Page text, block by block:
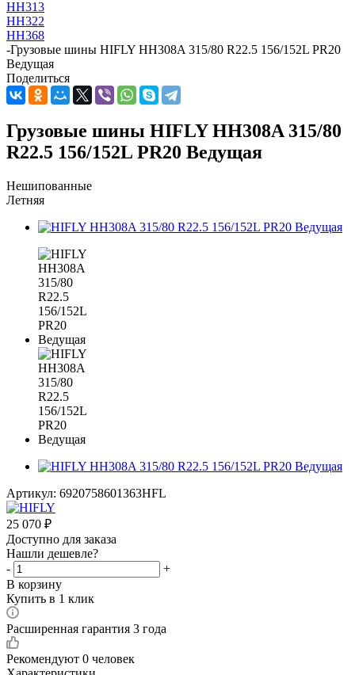
HH313
HH322
HH368
-Грузовые шины HIFLY HH308A 315/80 R22.5 156/152L PR20
Ведущая
Поделиться
Грузовые шины HIFLY HH308A 315/80
R22.5 156/152L PR20 Ведущая
Нешипованные
Летняя
Артикул: 6920758601363HFL
25 070 ₽
Доступно для заказа
Нашли дешевле?
-
+
В корзину
Купить в 1 клик
Расширенная гарантия 3 года
Рекомендуют 0 человек